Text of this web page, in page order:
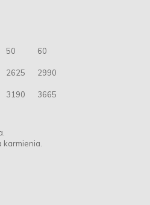
50 60
2625 2990
3190 3665
karmienia.